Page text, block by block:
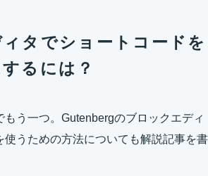
タでショートコードを
るには？
もう一つ。Gutenbergのブロックエディ
使うための方法についても解説記事を書